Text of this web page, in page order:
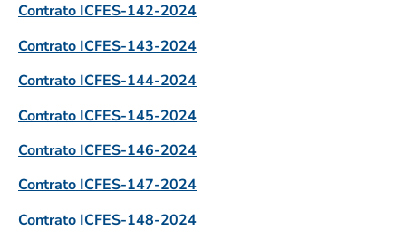
Contrato ICFES-142-2024
Contrato ICFES-143-2024
Contrato ICFES-144-2024
Contrato ICFES-145-2024
Contrato ICFES-146-2024
Contrato ICFES-147-2024
Contrato ICFES-148-2024